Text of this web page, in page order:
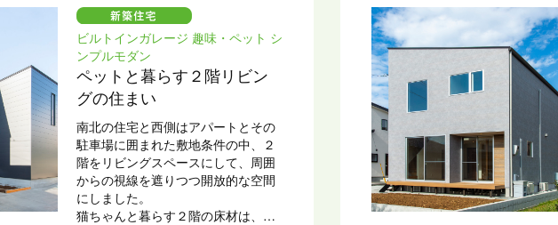
ビルトインガレージ 趣味・ペット シ
ンプルモダン
ペットと暮らす２階リビン
グの住まい
南北の住宅と西側はアパートとその
駐車場に囲まれた敷地条件の中、２
階をリビングスペースにして、周囲
からの視線を遮りつつ開放的な空間
にしました。
猫ちゃんと暮らす２階の床材は、小